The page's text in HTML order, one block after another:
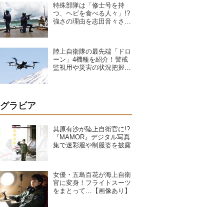
特殊部隊は「修士号を持
つ、ヘビを食べる人々」!?
強さの理由を志田音々さん
陸上自衛隊の最先端「ドロ
ーン」4機種を紹介！警戒
監視用や災害の状況把握に
グラビア
其原有沙が陸上自衛官に!?
『MAMOR』デジタル写真
集で迷彩服や制服姿を披露
女優・五島百花が海上自衛
官に変身！フライトスーツ
をまとって…【画像あり】